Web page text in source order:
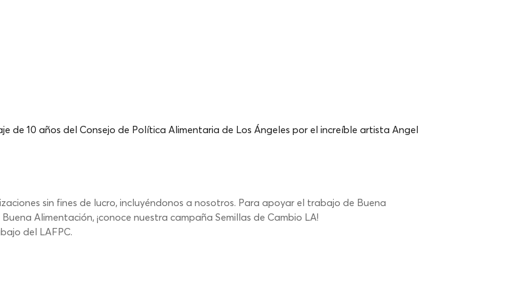
de 10 años del Consejo de Política Alimentaria de Los Ángeles por el increíble artista Angel
sin fines de lucro, incluyéndonos a nosotros. Para apoyar el trabajo de Buena
Alimentación, ¡conoce nuestra campaña Semillas de Cambio LA!
del LAFPC.